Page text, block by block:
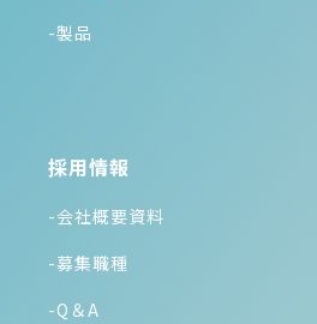
-製品
採用情報
-会社概要資料
-募集職種
-Q＆A